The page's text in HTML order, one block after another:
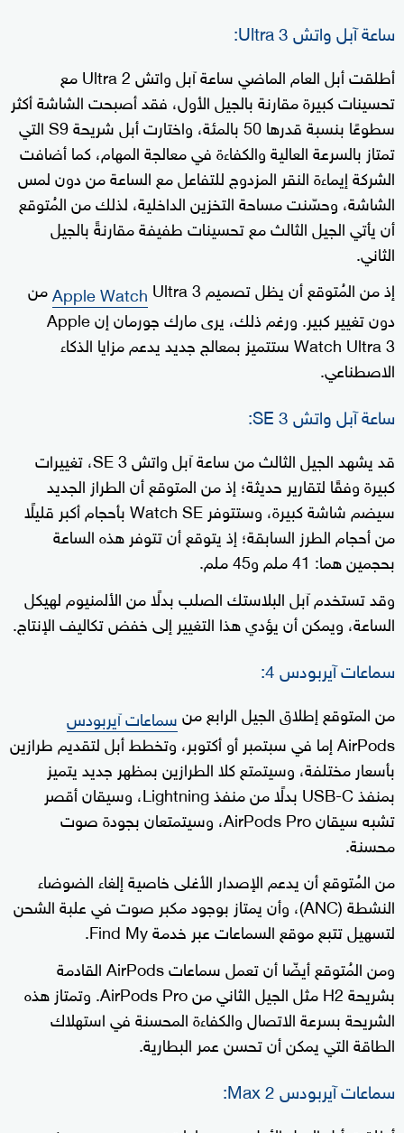
ساعة آبل واتش Ultra 3:
أطلقت أبل العام الماضي ساعة آبل واتش Ultra 2 مع
تحسينات كبيرة مقارنة بالجيل الأول، فقد أصبحت الشاشة أكثر
سطوعًا بنسبة قدرها 50 بالمئة، واختارت أبل شريحة S9 التي
تمتاز بالسرعة العالية والكفاءة في معالجة المهام، كما أضافت
الشركة إيماءة النقر المزدوج للتفاعل مع الساعة من دون لمس
الشاشة، وحسّنت مساحة التخزين الداخلية، لذلك من المُتوقع
أن يأتي الجيل الثالث مع تحسينات طفيفة مقارنةً بالجيل
الثاني.
إذ من المُتوقع أن يظل تصميم
Apple WatchUltra 3 من
دون تغيير كبير. ورغم ذلك، يرى مارك جورمان إن Apple
Watch Ultra 3 ستتميز بمعالج جديد يدعم مزايا الذكاء
الاصطناعي.
ساعة آبل واتش SE 3:
قد يشهد الجيل الثالث من ساعة آبل واتش SE 3، تغييرات
كبيرة وفقًا لتقارير حديثة؛ إذ من المتوقع أن الطراز الجديد
سيضم شاشة كبيرة، وستتوفر Watch SE بأحجام أكبر قليلًا
من أحجام الطرز السابقة؛ إذ يتوقع أن تتوفر هذه الساعة
بحجمين هما: 41 ملم و45 ملم.
وقد تستخدم آبل البلاستك الصلب بدلًا من الألمنيوم لهيكل
الساعة، ويمكن أن يؤدي هذا التغيير إلى خفض تكاليف الإنتاج.
سماعات آيربودس 4:
من المتوقع إطلاق الجيل الرابع منسماعات آيربودس
AirPods إما في سبتمبر أو أكتوبر، وتخطط أبل لتقديم طرازين
بأسعار مختلفة، وسيتمتع كلا الطرازين بمظهر جديد يتميز
بمنفذ USB-C بدلًا من منفذ Lightning، وسيقان أقصر
تشبه سيقان AirPods Pro، وسيتمتعان بجودة صوت
محسنة.
من المُتوقع أن يدعم الإصدار الأغلى خاصية إلغاء الضوضاء
النشطة (ANC)، وأن يمتاز بوجود مكبر صوت في علبة الشحن
لتسهيل تتبع موقع السماعات عبر خدمة Find My.
ومن المُتوقع أيضّا أن تعمل سماعات AirPods القادمة
بشريحة H2 مثل الجيل الثاني من AirPods Pro. وتمتاز هذه
الشريحة بسرعة الاتصال والكفاءة المحسنة في استهلاك
الطاقة التي يمكن أن تحسن عمر البطارية.
سماعات آيربودس Max 2: